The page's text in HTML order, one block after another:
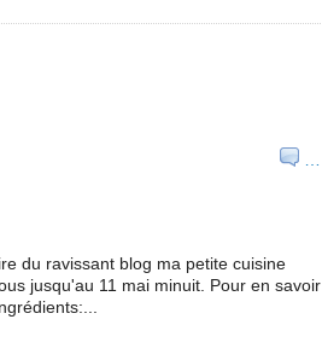
…
du ravissant blog ma petite cuisine
jusqu'au 11 mai minuit. Pour en savoir